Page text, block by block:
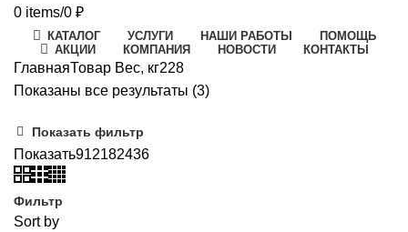
0 items/0 ₽
КАТАЛОГ УСЛУГИ НАШИ РАБОТЫ
ПОМОЩЬ
АКЦИИ
КОМПАНИЯ НОВОСТИ КОНТАКТЫ
ГлавнаяТовар Вес, кг228
Показаны все результаты (3)Цены:
Показать фильтр
Показать912182436
Фильтр
Sort by